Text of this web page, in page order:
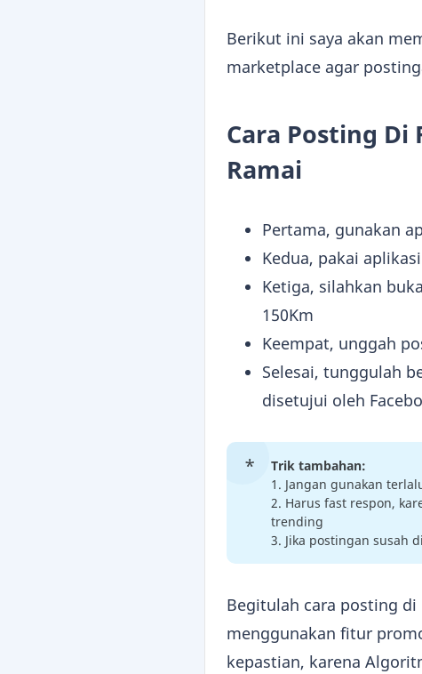
Berikut ini saya akan
marketplace agar
Cara Posting Di
Ramai
Pertama, gunakan
Kedua, pakai
Ketiga, silahkan
150Km
Keempat, unggah
Selesai, tunggulah
disetujui oleh
Trik tambahan:
1. Jangan gunakan
2. Harus fast respon,
trending
3. Jika postingan susah
Begitulah cara posting di
menggunakan fitur
kepastian, karena